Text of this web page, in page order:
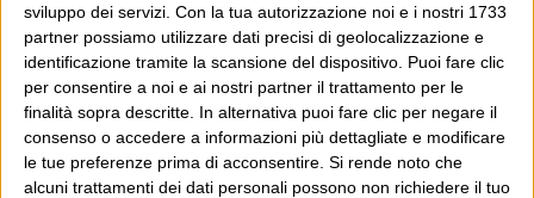
sviluppo dei servizi. Con la tua autorizzazione noi e i nostri 1733
partner possiamo utilizzare dati precisi di geolocalizzazione e
identificazione tramite la scansione del dispositivo. Puoi fare clic
per consentire a noi e ai nostri partner il trattamento per le
finalità sopra descritte. In alternativa puoi fare clic per negare il
consenso o accedere a informazioni più dettagliate e modificare
le tue preferenze prima di acconsentire. Si rende noto che
alcuni trattamenti dei dati personali possono non richiedere il tuo
E per i regali di Natale